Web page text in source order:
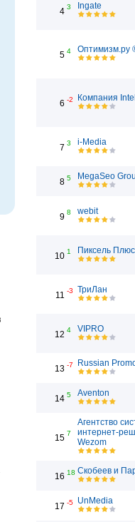
4 3 Ingate
5 4 Оптимизм.ру
6 -2 Компания
7 3 i-Media
8 5 MegaSeo
9 8 webit
10 1 Пиксель Плюс
11 -3 ТриЛан
12 4 VIPRO
13 -7 Russian
14 5 Aventon
15 7
Агентство
интернет-
Wezom
16 18 Скобеев и
17 -5 UnMedia